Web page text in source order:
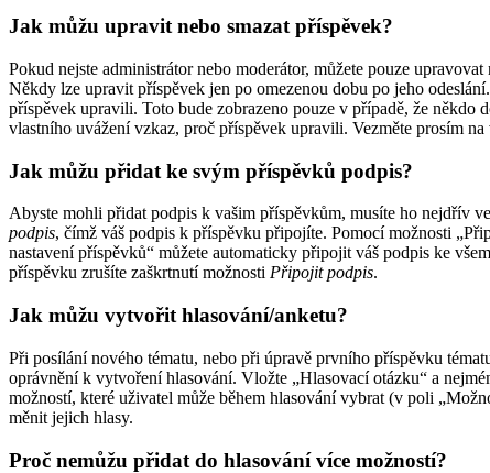
Jak můžu upravit nebo smazat příspěvek?
Pokud nejste administrátor nebo moderátor, můžete pouze
Někdy lze upravit příspěvek jen po omezenou dobu po jeho
příspěvek upravili. Toto bude zobrazeno pouze v případě, že někdo
vlastního uvážení vzkaz, proč příspěvek upravili. Vezměte prosím
Jak můžu přidat ke svým příspěvků podpis?
Abyste mohli přidat podpis k vašim příspěvkům, musíte ho nejdřív
podpis, čímž váš podpis k příspěvku připojíte. Pomocí možnosti
nastavení příspěvků“ můžete automaticky připojit váš podpis ke
příspěvku zrušíte zaškrtnutí možnosti Připojit podpis.
Jak můžu vytvořit hlasování/anketu?
Při posílání nového tématu, nebo při úpravě prvního příspěvku
oprávnění k vytvoření hlasování. Vložte „Hlasovací otázku“ a
možností, které uživatel může během hlasování vybrat (v poli
měnit jejich hlasy.
Proč nemůžu přidat do hlasování více možností?